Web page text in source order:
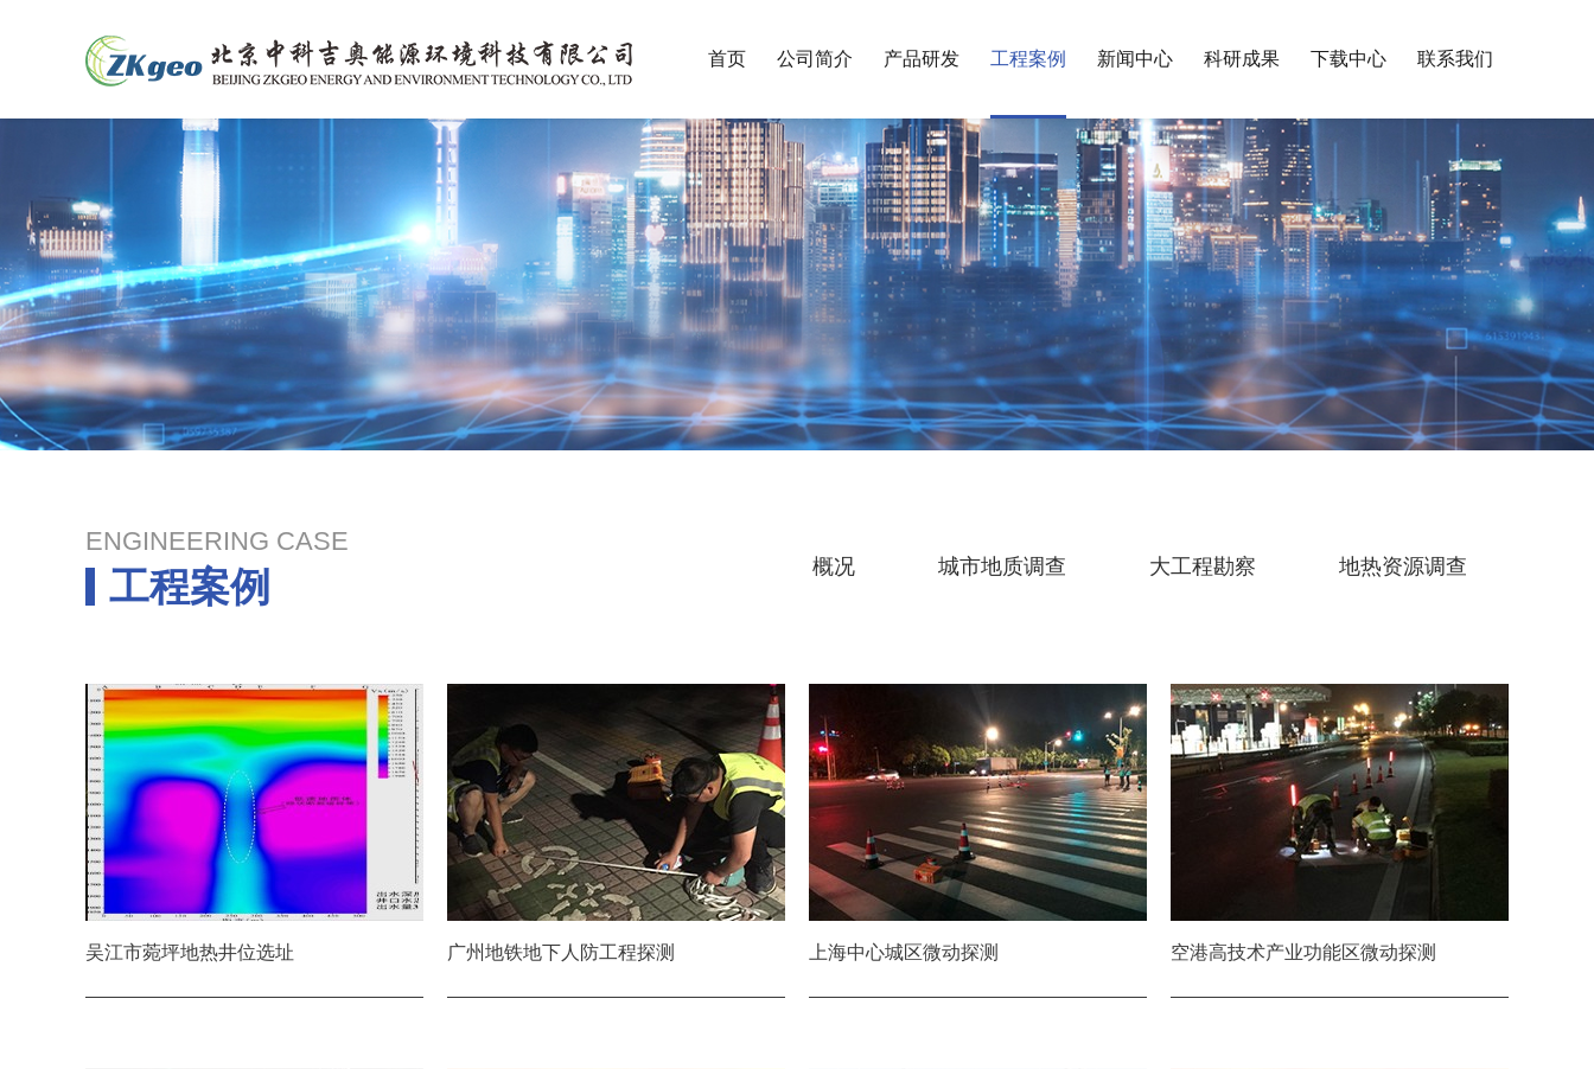
首页 公司简介 产品研发 工程案例 新闻中心 科研成果 下载中心 联系我们
ENGINEERING CASE
工程案例 概况 城市地质调查 大工程勘察 地热资源调查
吴江市菀坪地热井位选址 广州地铁地下人防工程探测 上海中心城区微动探测 空港高技术产业功能区微动探测